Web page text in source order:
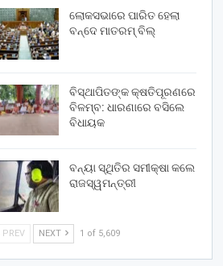
ଲୋକସଭାରେ ପାରିତ ହେଲା
ବନ୍ଦେ ମାତରମ୍‌ ବିଲ୍‌
ବିସ୍ଥାପିତଙ୍କ କ୍ଷତିପୂରଣରେ
ବିଳମ୍ବ: ଧାରଣାରେ ବସିଲେ
ବିଧାୟକ
ବନ୍ୟା ସ୍ଥିତିର ସମୀକ୍ଷା କଲେ
ରାଜସ୍ୱମନ୍ତ୍ରୀ
PREV NEXT 1 of 5,609